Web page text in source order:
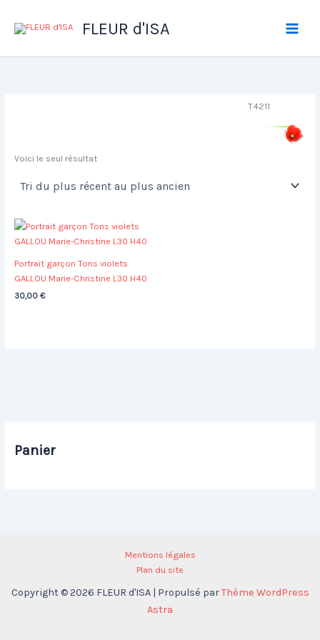
contenu
FLEUR d'ISA
T4211
Voici le seul résultat
Portrait garçon Tons violets
GALLOU Marie-Christine L30 H40
30,00 €
Panier
Mentions légales
Plan du site
Copyright © 2026 FLEUR d'ISA | Propulsé parThème WordPress
Astra